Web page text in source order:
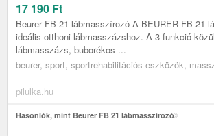
17 190 Ft
Beurer FB 21 lábmasszírozó A BEURER FB 21
ideális otthoni lábmasszázshoz. A 3 funkció
lábmasszázs, buborékos ...
beurer, sport, sportrehabilitációs eszközök,
pilulka.hu
Hasonlók, mint Beurer FB 21 lábmasszírozó